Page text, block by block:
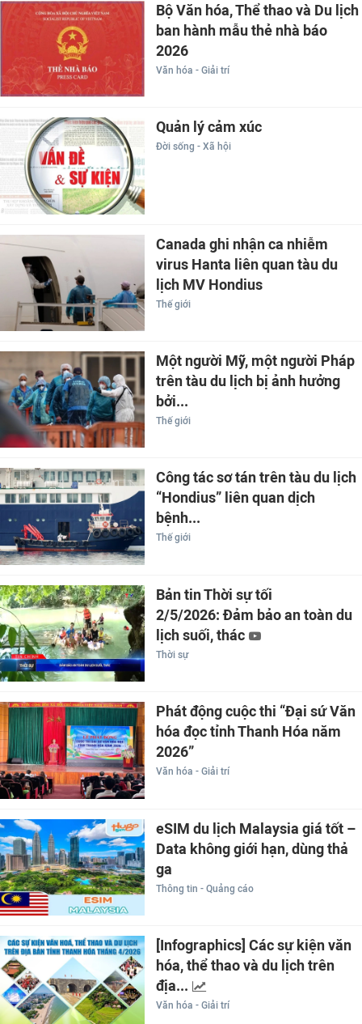
Bộ Văn hóa, Thể thao và Du lịch
ban hành mẫu thẻ nhà báo
2026
Văn hóa - Giải trí
Quản lý cảm xúc
Đời sống - Xã hội
Canada ghi nhận ca nhiễm
virus Hanta liên quan tàu du
lịch MV Hondius
Thế giới
Một người Mỹ, một người Pháp
trên tàu du lịch bị ảnh hưởng
bởi...
Thế giới
Công tác sơ tán trên tàu du lịch
“Hondius” liên quan dịch
bệnh...
Thế giới
Bản tin Thời sự tối
2/5/2026: Đảm bảo an toàn du
lịch suối, thác
Thời sự
Phát động cuộc thi “Đại sứ Văn
hóa đọc tỉnh Thanh Hóa năm
2026”
Văn hóa - Giải trí
eSIM du lịch Malaysia giá tốt –
Data không giới hạn, dùng thả
ga
Thông tin - Quảng cáo
[Infographics] Các sự kiện văn
hóa, thể thao và du lịch trên
địa...
Văn hóa - Giải trí